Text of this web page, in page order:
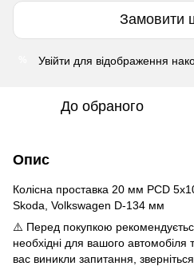
Замовити
Увійти для відображення
До обраного
Опис
Колісна проставка 20 мм PCD
Skoda, Volkswagen D-134 мм
⚠️ Перед покупкою
необхідні для вашого автомобіля
вас виникли запитання,